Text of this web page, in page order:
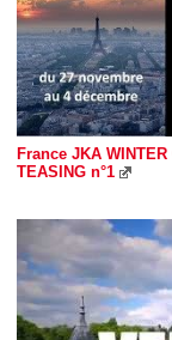
France JKA
TEASING n°1